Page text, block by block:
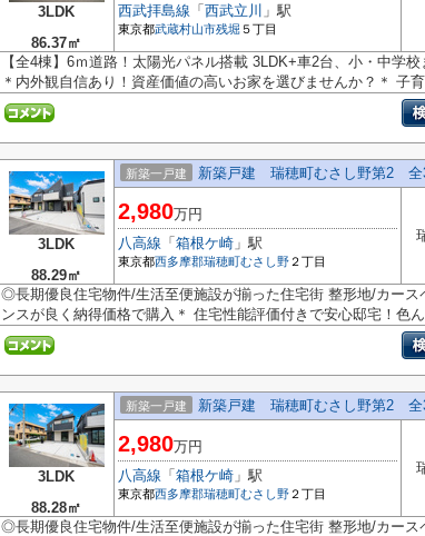
3LDK
86.37㎡
西武拝島線 「 西武立川 」駅
東京都武蔵村山市残堀 ５丁目
【全4棟】6ｍ道路！太陽光パネル搭載 3LDK+車2台、小・中学
＊内外観自信あり！資産価値の高いお家を選びませんか？＊ 子育
3LDK
88.29㎡
新築一戸建 新築戸建 瑞穂町むさし野第2 全
2,980万円
八高線 「 箱根ケ崎 」駅
東京都西多摩郡瑞穂町むさし野 ２丁目
◎長期優良住宅物件/生活至便施設が揃った住宅街 整形地/カース
ンスが良く納得価格で購入＊ 住宅性能評価付きで安心邸宅！色ん
3LDK
88.28㎡
新築一戸建 新築戸建 瑞穂町むさし野第2 全
2,980万円
八高線 「 箱根ケ崎 」駅
東京都西多摩郡瑞穂町むさし野 ２丁目
◎長期優良住宅物件/生活至便施設が揃った住宅街 整形地/カース